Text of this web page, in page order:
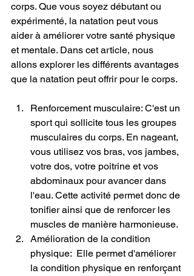
corps. Que vous soyez débutant ou
expérimenté, la natation peut vous
aider à améliorer votre santé physique
et mentale. Dans cet article, nous
allons explorer les différents avantages
que la natation peut offrir pour le corps.
Renforcement musculaire: C'est un
sport qui sollicite tous les groupes
musculaires du corps. En nageant,
vous utilisez vos bras, vos jambes,
votre dos, votre poitrine et vos
abdominaux pour avancer dans
l'eau. Cette activité permet donc de
tonifier ainsi que de renforcer les
muscles de manière harmonieuse.
Amélioration de la condition
physique:  Elle permet d'améliorer
la condition physique en renforçant